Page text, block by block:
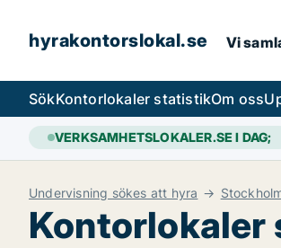
hyrakontorslokal.se Vi
SökKontorlokaler statistikOm oss
VERKSAMHETSLOKALER.SE I DAG;
Undervisning sökes att hyra
Kontorlokaler